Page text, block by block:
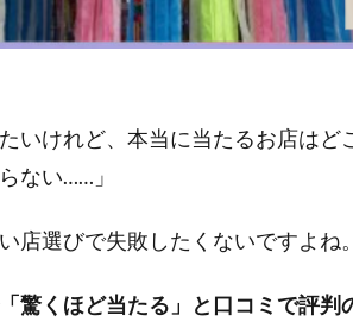
いけれど、本当に当たるお店はど
ない……」
店選びで失敗したくないですよね。
驚くほど当たる」と口コミで評判